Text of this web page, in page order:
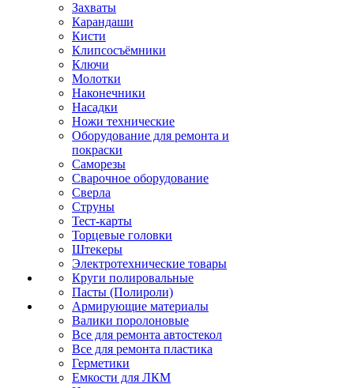
Захваты
Карандаши
Кисти
Клипсосъёмники
Ключи
Молотки
Наконечники
Насадки
Ножи технические
Оборудование для ремонта и
покраски
Саморезы
Сварочное оборудование
Сверла
Струны
Тест-карты
Торцевые головки
Штекеры
Электротехнические товары
Круги полировальные
Пасты (Полироли)
Армирующие материалы
Валики поролоновые
Все для ремонта автостекол
Все для ремонта пластика
Герметики
Емкости для ЛКМ